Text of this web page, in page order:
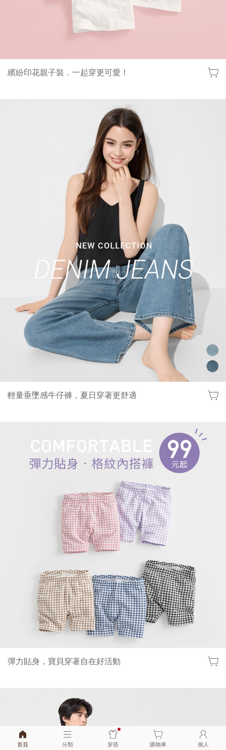
繽紛印花親子裝．一起穿更可愛！
輕量垂墜感牛仔褲，夏日穿著更舒適
彈力貼身，寶貝穿著自在好活動
首頁 分類 穿搭 購物車 個人